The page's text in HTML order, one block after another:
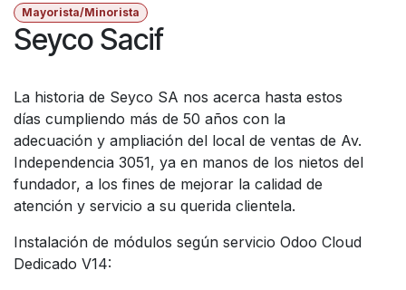
Mayorista/Minorista
Seyco Sacif
La historia de Seyco SA nos acerca hasta estos
días cumpliendo más de 50 años con la
adecuación y ampliación del local de ventas de Av.
Independencia 3051, ya en manos de los nietos del
fundador, a los fines de mejorar la calidad de
atención y servicio a su querida clientela.
Instalación de módulos según servicio Odoo Cloud
Dedicado V14: